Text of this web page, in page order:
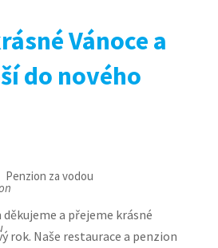
Vánoce a
do nového
Penzion za vodou
a přejeme krásné
rok. Naše restaurace a penzion